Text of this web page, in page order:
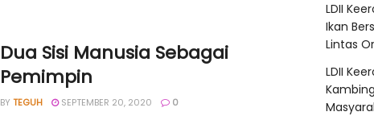
Dua Sisi Manusia Sebagai
Pemimpin
BY TEGUH SEPTEMBER 20, 2020 0
LDII
Ikan
Lintas
LDII